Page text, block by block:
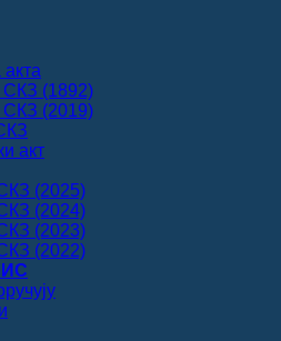
(1892)
(2019)
акт
(2025)
(2024)
(2023)
(2022)